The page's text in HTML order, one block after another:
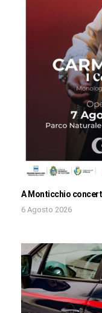
A Monticchio
6 Agosto 2026